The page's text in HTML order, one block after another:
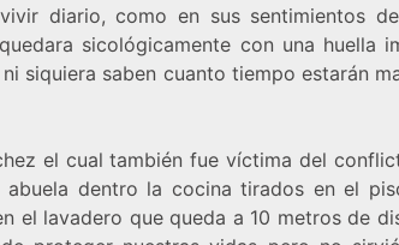
diario, como en sus sentimientos
sicológicamente con una huella
siquiera saben cuanto tiempo estarán
el cual también fue víctima del
abuela dentro la cocina tirados en el
el lavadero que queda a 10 metros de